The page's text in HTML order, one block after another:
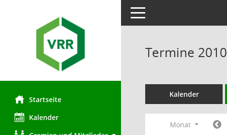
Startseite
Kalender
Toggle navigation
Termine 2010
Kalender
Monat